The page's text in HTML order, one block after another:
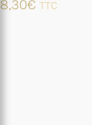
€ TTC